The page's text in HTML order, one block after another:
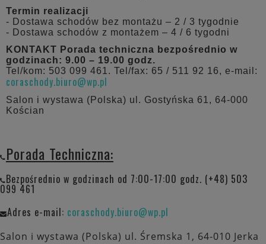
Termin realizacji
- Dostawa schodów bez montażu – 2 / 3 tygodnie
- Dostawa schodów z montażem – 4 / 6 tygodni
KONTAKT Porada techniczna bezpośrednio w
godzinach: 9.00 – 19.00 godz.
Tel/kom: 503 099 461. Tel/fax: 65 / 511 92 16, e-mail:
coraschody.biuro@wp.pl
Salon i wystawa (Polska) ul. Gostyńska 61, 64-000
Kościan
Porada Techniczna:
Bezpośrednio w godzinach od 7:00-17:00 godz. (+48) 503
099 461
Adres e-mail: coraschody.biuro@wp.pl
Salon i wystawa (Polska) ul. Śremska 1, 64-010 Jerka